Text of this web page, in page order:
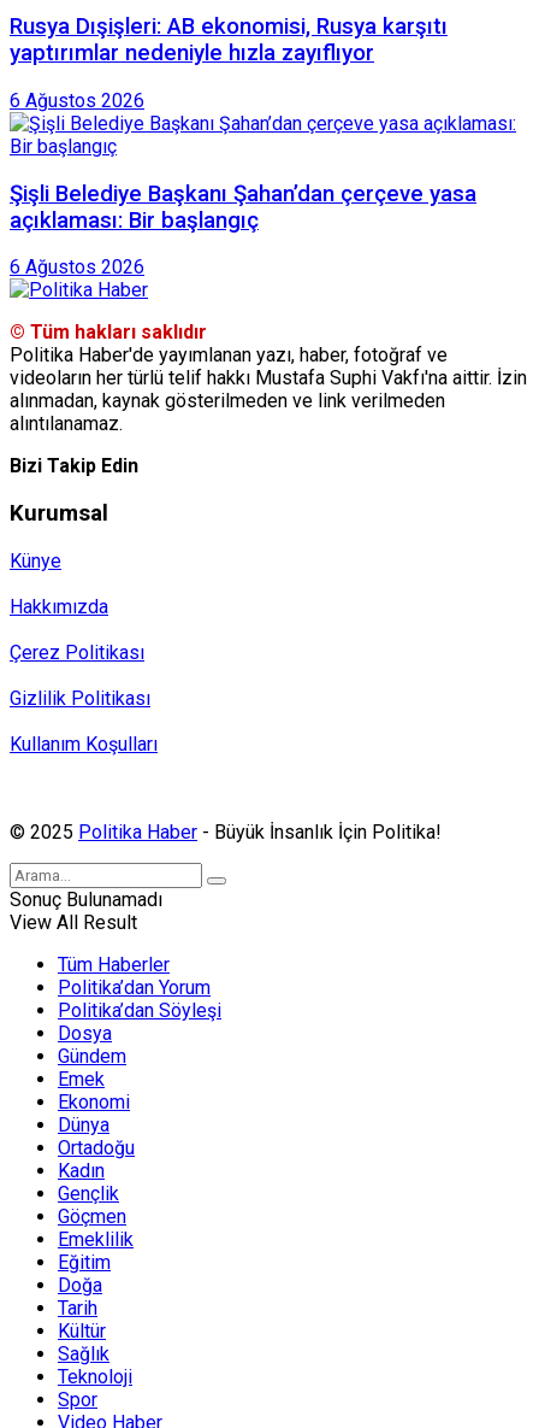
Rusya Dışişleri: AB ekonomisi, Rusya karşıtı
yaptırımlar nedeniyle hızla zayıflıyor
6 Ağustos 2026
Şişli Belediye Başkanı Şahan’dan çerçeve yasa
açıklaması: Bir başlangıç
6 Ağustos 2026
© Tüm hakları saklıdır
Politika Haber'de yayımlanan yazı, haber, fotoğraf ve
videoların her türlü telif hakkı Mustafa Suphi Vakfı'na aittir. İzin
alınmadan, kaynak gösterilmeden ve link verilmeden
alıntılanamaz.
Bizi Takip Edin
Kurumsal
Künye
Hakkımızda
Çerez Politikası
Gizlilik Politikası
Kullanım Koşulları
© 2025 Politika Haber - Büyük İnsanlık İçin Politika!
Sonuç Bulunamadı
View All Result
Tüm Haberler
Politika’dan Yorum
Politika’dan Söyleşi
Dosya
Gündem
Emek
Ekonomi
Dünya
Ortadoğu
Kadın
Gençlik
Göçmen
Emeklilik
Eğitim
Doğa
Tarih
Kültür
Sağlık
Teknoloji
Spor
Video Haber